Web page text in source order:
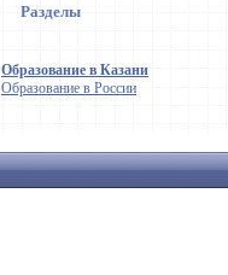
Разделы
Образование в Казани
Образование в России